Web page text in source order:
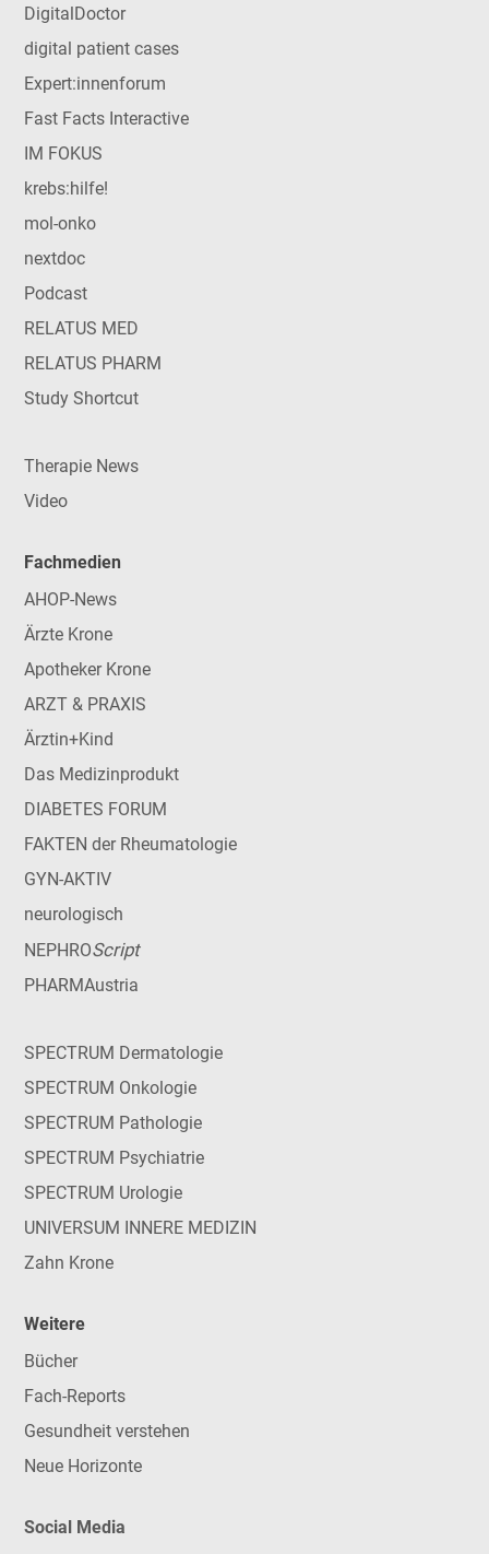
DigitalDoctor
digital patient cases
Expert:innenforum
Fast Facts Interactive
IM FOKUS
krebs:hilfe!
mol-onko
nextdoc
Podcast
RELATUS MED
RELATUS PHARM
Study Shortcut
Therapie News
Video
Fachmedien
AHOP-News
Ärzte Krone
Apotheker Krone
ARZT & PRAXIS
Ärztin+Kind
Das Medizinprodukt
DIABETES FORUM
FAKTEN der Rheumatologie
GYN-AKTIV
neurologisch
NEPHROScript
PHARMAustria
SPECTRUM Dermatologie
SPECTRUM Onkologie
SPECTRUM Pathologie
SPECTRUM Psychiatrie
SPECTRUM Urologie
UNIVERSUM INNERE MEDIZIN
Zahn Krone
Weitere
Bücher
Fach-Reports
Gesundheit verstehen
Neue Horizonte
Social Media